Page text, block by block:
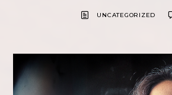
UNCATEGORIZED